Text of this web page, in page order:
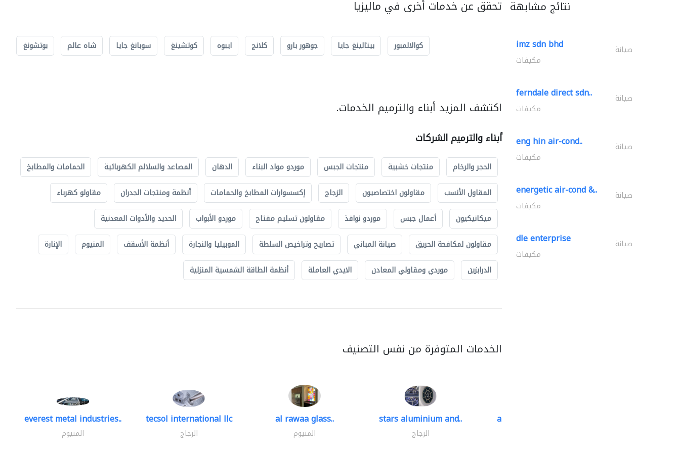
تحقق عن خدمات أخرى في ماليزيا
كوالالمبور بيتالينغ جايا جوهور بارو كلانج ايبوه كوتشينغ سوبانغ جايا شاه عالم بوتشونغ
اكتشف المزيد أبناء والترميم الخدمات.
أبناء والترميم الشركات
الحجر والرخام منتجات خشبية منتجات الجبس موردو مواد البناء الدهان المصاعد والسلالم الكهربائية
الحمامات والمطابخ
المقاول الأنسب
مقاولون اختصاصيون الزجاج إكسسوارات المطابخ والحمامات أنظمة ومنتجات الجدران
مقاولو كهرباء
ميكانيكيون
أعمال جبس موردو نوافذ مقاولون تسليم مفتاح موردو الأبواب
الحديد والأدوات المعدنية
مقاولون لمكافحة الحريق
صيانة المباني تصاريح وتراخيص السلطة الموبيليا والنجارة أنظمة الأسقف المنيوم
الإنارة
الدرابزين
موردي ومقاولي المعادن الايدي العاملة أنظمة الطاقة الشمسية المنزلية
الخدمات المتوفرة من نفس التصنيف
everest metal industries..
المنيوم
tecsol international llc
الزجاج
al rawaa glass..
المنيوم
stars aluminium and..
الزجاج
al barary aluminum..
نتائج مشابهة
imz sdn bhd صيانة
مكيفات
ferndale direct sdn.. صيانة
مكيفات
eng hin air-cond.. صيانة
مكيفات
energetic air-cond &.. صيانة
مكيفات
dle enterprise صيانة
مكيفات